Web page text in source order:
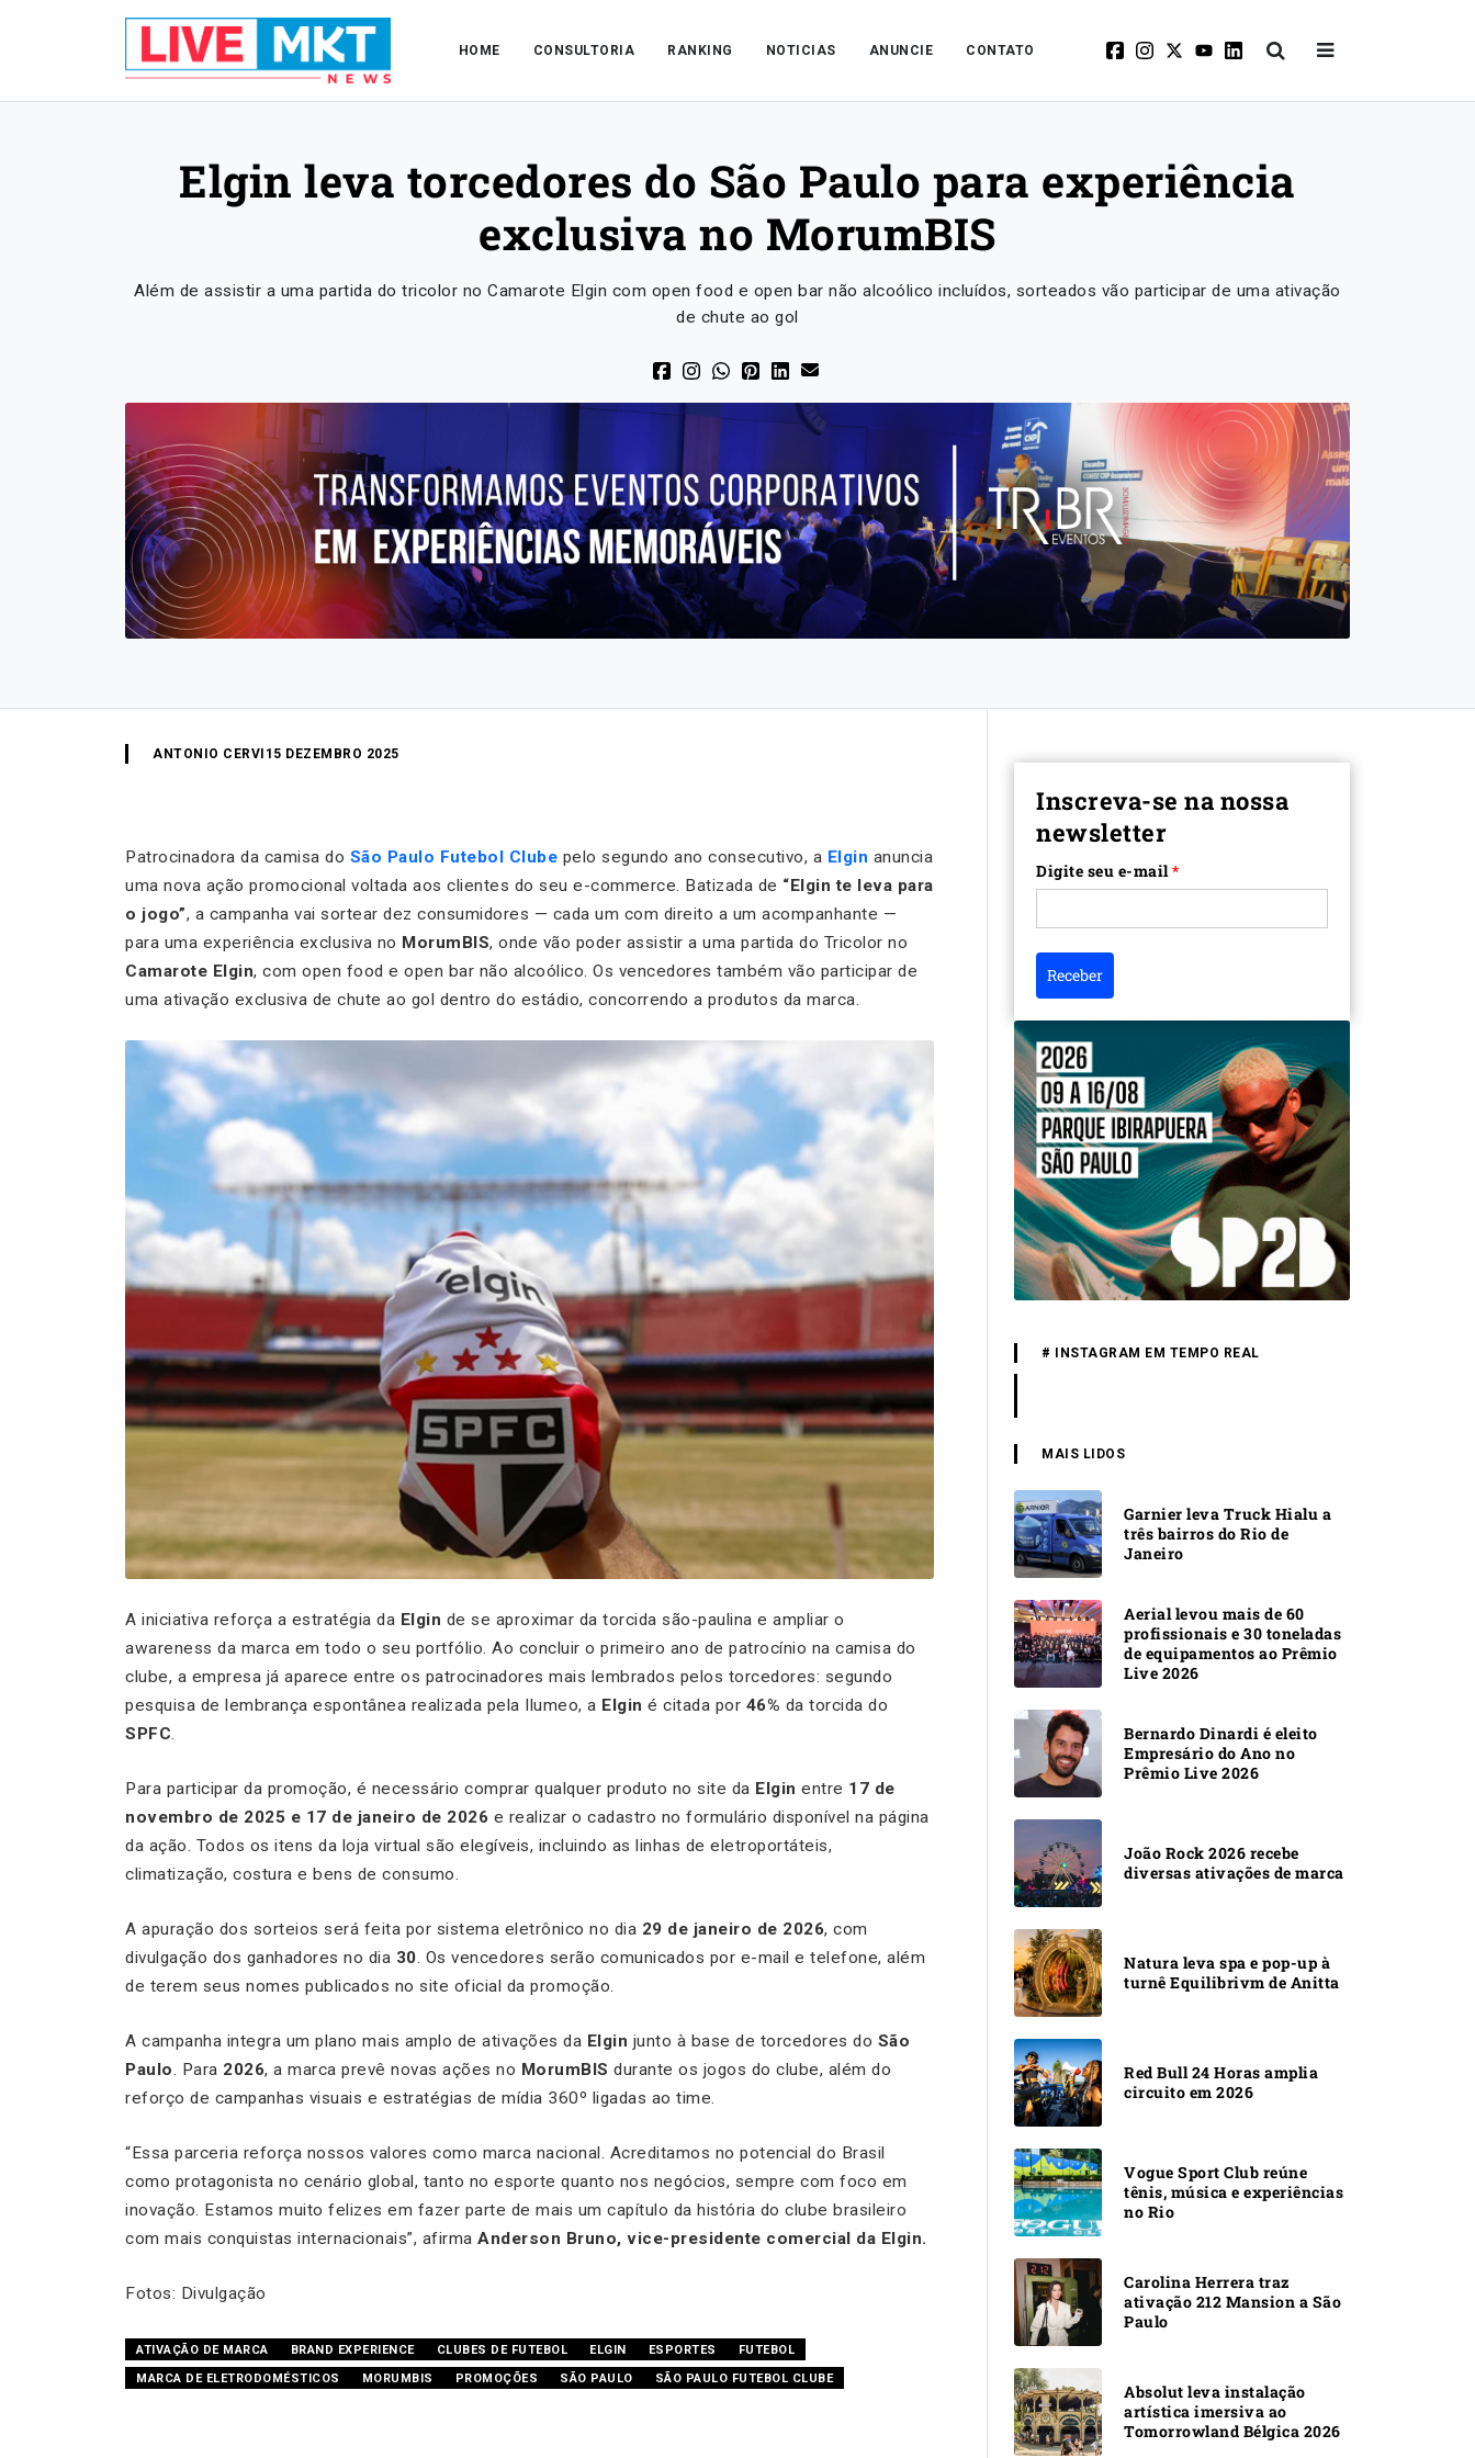
HOME CONSULTORIA RANKING NOTICIAS ANUNCIE CONTATO
Elgin leva torcedores do São Paulo para experiência
exclusiva no MorumBIS
Além de assistir a uma partida do tricolor no Camarote Elgin com open food e open bar não alcoólico incluídos, sorteados vão participar de uma ativação
de chute ao gol
ANTONIO CERVI 15 DEZEMBRO 2025
Patrocinadora da camisa do São Paulo Futebol Clube pelo segundo ano consecutivo, a Elgin anuncia
uma nova ação promocional voltada aos clientes do seu e-commerce. Batizada de “Elgin te leva para
o jogo”, a campanha vai sortear dez consumidores — cada um com direito a um acompanhante —
para uma experiência exclusiva no MorumBIS, onde vão poder assistir a uma partida do Tricolor no
Camarote Elgin, com open food e open bar não alcoólico. Os vencedores também vão participar de
uma ativação exclusiva de chute ao gol dentro do estádio, concorrendo a produtos da marca.
A iniciativa reforça a estratégia da Elgin de se aproximar da torcida são-paulina e ampliar o
awareness da marca em todo o seu portfólio. Ao concluir o primeiro ano de patrocínio na camisa do
clube, a empresa já aparece entre os patrocinadores mais lembrados pelos torcedores: segundo
pesquisa de lembrança espontânea realizada pela Ilumeo, a Elgin é citada por 46% da torcida do
SPFC.
Para participar da promoção, é necessário comprar qualquer produto no site da Elgin entre 17 de
novembro de 2025 e 17 de janeiro de 2026 e realizar o cadastro no formulário disponível na página
da ação. Todos os itens da loja virtual são elegíveis, incluindo as linhas de eletroportáteis,
climatização, costura e bens de consumo.
A apuração dos sorteios será feita por sistema eletrônico no dia 29 de janeiro de 2026, com
divulgação dos ganhadores no dia 30. Os vencedores serão comunicados por e-mail e telefone, além
de terem seus nomes publicados no site oficial da promoção.
A campanha integra um plano mais amplo de ativações da Elgin junto à base de torcedores do São
Paulo. Para 2026, a marca prevê novas ações no MorumBIS durante os jogos do clube, além do
reforço de campanhas visuais e estratégias de mídia 360º ligadas ao time.
“Essa parceria reforça nossos valores como marca nacional. Acreditamos no potencial do Brasil
como protagonista no cenário global, tanto no esporte quanto nos negócios, sempre com foco em
inovação. Estamos muito felizes em fazer parte de mais um capítulo da história do clube brasileiro
com mais conquistas internacionais”, afirma Anderson Bruno, vice-presidente comercial da Elgin.
Fotos: Divulgação
ATIVAÇÃO DE MARCA BRAND EXPERIENCE CLUBES DE FUTEBOL ELGIN ESPORTES
FUTEBOL
MARCA DE ELETRODOMÉSTICOS
MORUMBIS PROMOÇÕES SÃO PAULO SÃO PAULO FUTEBOL CLUBE
Inscreva-se na nossa
newsletter
Digite seu e-mail*
Receber
# INSTAGRAM EM TEMPO REAL
MAIS LIDOS
Garnier leva Truck Hialu a
três bairros do Rio de
Janeiro
Aerial levou mais de 60
profissionais e 30 toneladas
de equipamentos ao Prêmio
Live 2026
Bernardo Dinardi é eleito
Empresário do Ano no
Prêmio Live 2026
João Rock 2026 recebe
diversas ativações de marca
Natura leva spa e pop-up à
turnê Equilibrivm de Anitta
Red Bull 24 Horas amplia
circuito em 2026
Vogue Sport Club reúne
tênis, música e experiências
no Rio
Carolina Herrera traz
ativação 212 Mansion a São
Paulo
Absolut leva instalação
artística imersiva ao
Tomorrowland Bélgica 2026